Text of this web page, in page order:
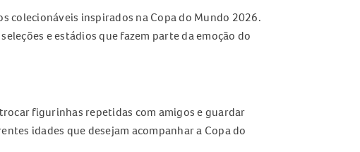
colecionáveis inspirados na Copa do Mundo 2026.
e estádios que fazem parte da emoção do
figurinhas repetidas com amigos e guardar
idades que desejam acompanhar a Copa do